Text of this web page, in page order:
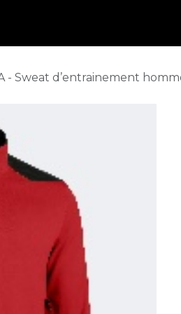
- Sweat d’entrainement